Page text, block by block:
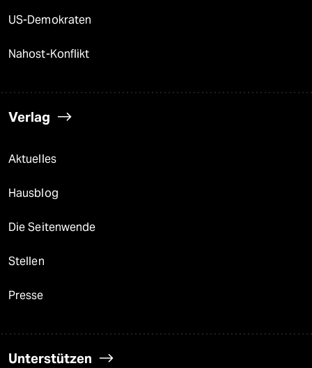
US-Demokraten
Nahost-Konflikt
Verlag
Aktuelles
Hausblog
Die Seitenwende
Stellen
Presse
Unterstützen